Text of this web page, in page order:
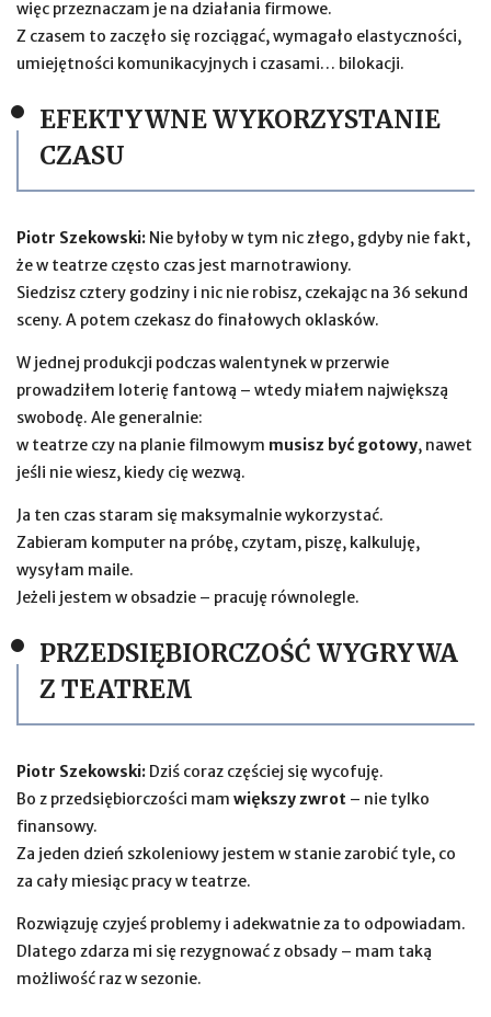
więc przeznaczam je na działania firmowe.
Z czasem to zaczęło się rozciągać, wymagało elastyczności,
umiejętności komunikacyjnych i czasami… bilokacji.
EFEKTYWNE WYKORZYSTANIE
CZASU
Piotr Szekowski: Nie byłoby w tym nic złego, gdyby nie fakt,
że w teatrze często czas jest marnotrawiony.
Siedzisz cztery godziny i nic nie robisz, czekając na 36 sekund
sceny. A potem czekasz do finałowych oklasków.
W jednej produkcji podczas walentynek w przerwie
prowadziłem loterię fantową – wtedy miałem największą
swobodę. Ale generalnie:
w teatrze czy na planie filmowym musisz być gotowy, nawet
jeśli nie wiesz, kiedy cię wezwą.
Ja ten czas staram się maksymalnie wykorzystać.
Zabieram komputer na próbę, czytam, piszę, kalkuluję,
wysyłam maile.
Jeżeli jestem w obsadzie – pracuję równolegle.
PRZEDSIĘBIORCZOŚĆ WYGRYWA
Z TEATREM
Piotr Szekowski: Dziś coraz częściej się wycofuję.
Bo z przedsiębiorczości mam większy zwrot – nie tylko
finansowy.
Za jeden dzień szkoleniowy jestem w stanie zarobić tyle, co
za cały miesiąc pracy w teatrze.
Rozwiązuję czyjeś problemy i adekwatnie za to odpowiadam.
Dlatego zdarza mi się rezygnować z obsady – mam taką
możliwość raz w sezonie.